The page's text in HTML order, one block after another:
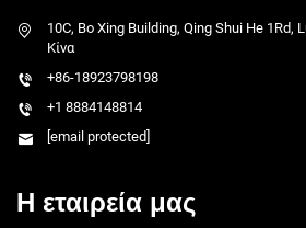
10C, Bo Xing Building, Qing Shui He 1Rd,
Κίνα
+86-18923798198
+1 8884148814
[email protected]
Η εταιρεία μας